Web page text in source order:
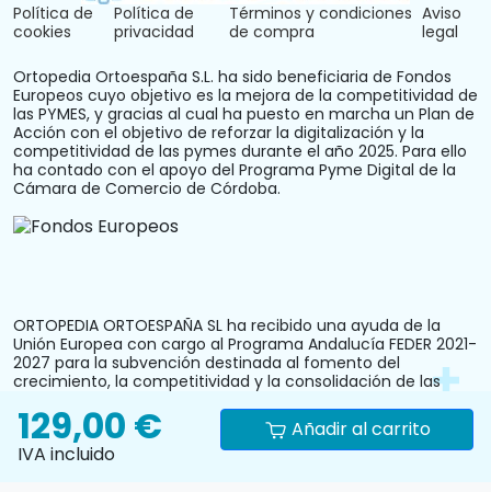
Política de
cookies
Política de
privacidad
Términos y condiciones
de compra
Aviso
legal
Ortopedia Ortoespaña S.L. ha sido beneficiaria de Fondos
Europeos cuyo objetivo es la mejora de la competitividad de
las PYMES, y gracias al cual ha puesto en marcha un Plan de
Acción con el objetivo de reforzar la digitalización y la
competitividad de las pymes durante el año 2025. Para ello
ha contado con el apoyo del Programa Pyme Digital de la
Cámara de Comercio de Córdoba.
ORTOPEDIA ORTOESPAÑA SL ha recibido una ayuda de la
Unión Europea con cargo al Programa Andalucía FEDER 2021-
2027 para la subvención destinada al fomento del
crecimiento, la competitividad y la consolidación de las
artesanas, mediante la mejora del equipamiento
productivo, instalaciones u otros activos fijos (reforma y
acondicionamiento del local comercial). N.º Expediente:
129,00 €
IVA incluido
Añadir al carrito